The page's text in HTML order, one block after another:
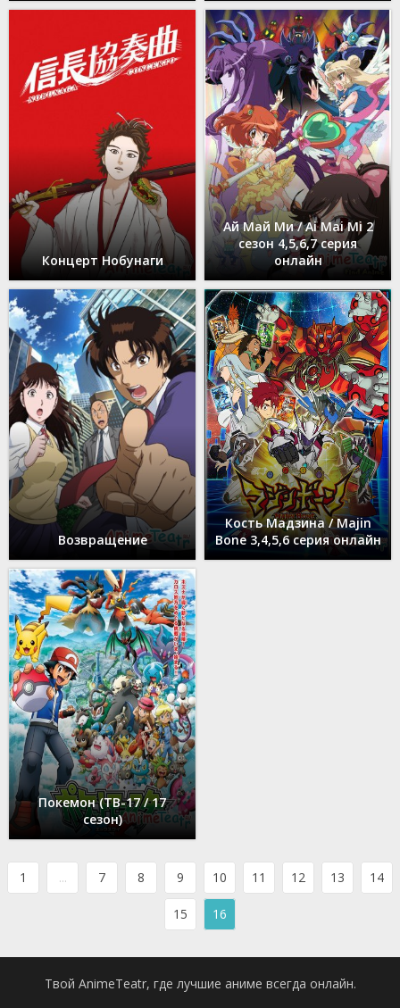
Концерт Нобунаги
Ай Май Ми / Ai Mai Mi 2
сезон 4,5,6,7 серия
онлайн
Возвращение
Кость Мадзина / Majin
Bone 3,4,5,6 серия онлайн
Покемон (ТВ-17 / 17
сезон)
1 ... 7 8 9 10 11 12 13 14
15 16
Твой AnimeTeatr, где лучшие аниме всегда онлайн.